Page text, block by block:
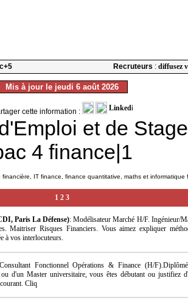
Recruteurs : diffusez
Mis à jour le jeudi 6 août 2026
cette information :
et de Stage
4 finance|1
IT finance, finance quantitative, maths et informatique
1 2 3
Paris La Défense): Modélisateur Marché H/F. Ingénieur/
Maitriser Risques Financiers. Vous aimez expliquer
à vos interlocuteurs.
Fonctionnel Opérations & Finance (H/
d'un Master universitaire, vous êtes débutant ou justifiez
Cliq